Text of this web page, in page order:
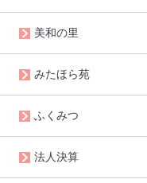
美和の里
みたほら苑
ふくみつ
法人決算